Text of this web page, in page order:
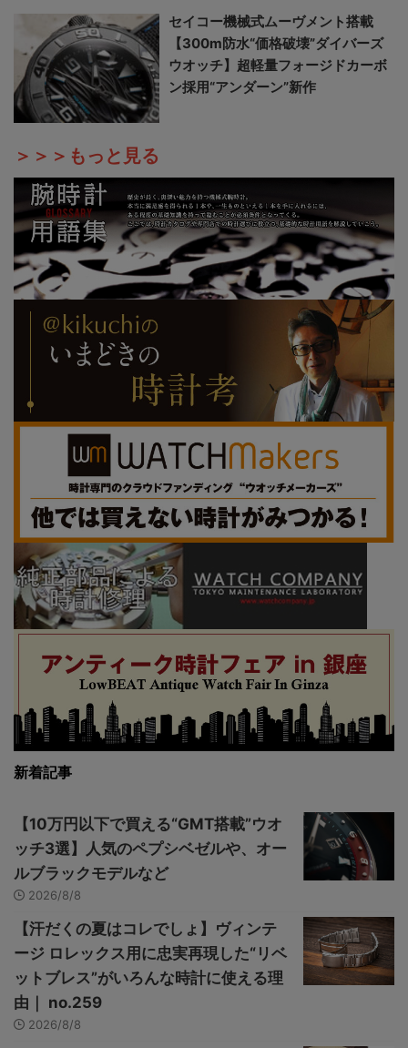
セイコー機械式ムーヴメント搭載
【300m防水“価格破壊”ダイバーズ
ウオッチ】超軽量フォージドカーボ
ン採用“アンダーン”新作
＞＞＞もっと見る
新着記事
【10万円以下で買える“GMT搭載”ウオ
ッチ3選】人気のペプシベゼルや、オー
ルブラックモデルなど
2026/8/8
【汗だくの夏はコレでしょ】ヴィンテ
ージ ロレックス用に忠実再現した“リベ
ットブレス”がいろんな時計に使える理
由｜ no.259
2026/8/8